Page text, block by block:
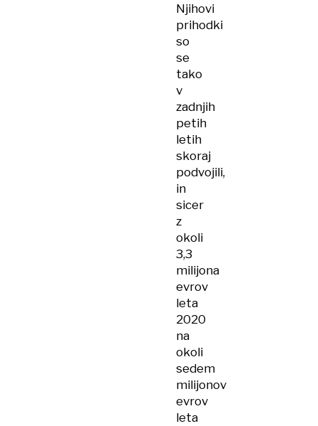
Njihovi
prihodki
so
se
tako
v
zadnjih
petih
letih
skoraj
podvojili,
in
sicer
z
okoli
3,3
milijona
evrov
leta
2020
na
okoli
sedem
milijonov
evrov
leta